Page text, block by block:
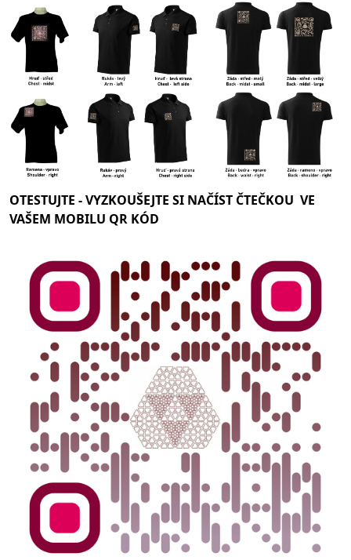
OTESTUJTE -VYZKOUŠEJTE SI NAČÍST ČTEČKOU VE
VAŠEM MOBILU QR KÓD